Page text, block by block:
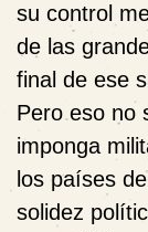
su control
de las
final de ese
Pero eso no
imponga
los países
solidez